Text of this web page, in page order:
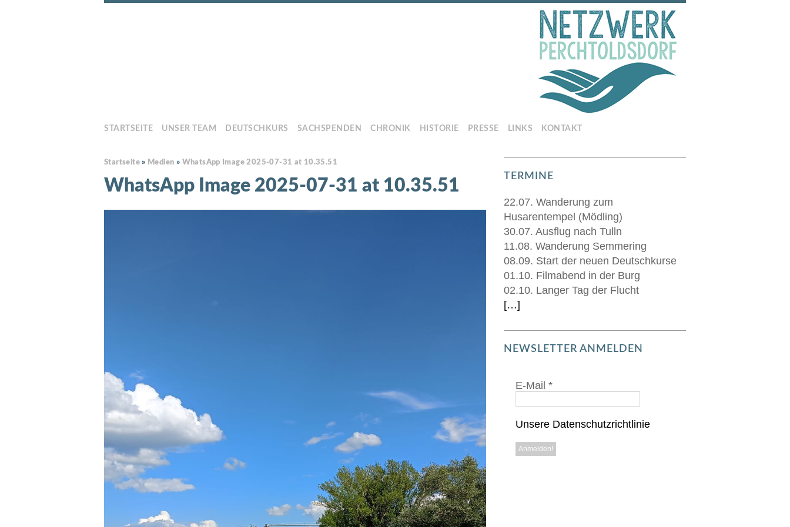
STARTSEITE UNSER TEAM DEUTSCHKURS SACHSPENDEN CHRONIK HISTORIE PRESSE LINKS KONTAKT
Startseite » Medien » WhatsApp Image 2025-07-31 at 10.35.51
WhatsApp Image 2025-07-31 at 10.35.51 TERMINE
22.07. Wanderung zum
Husarentempel (Mödling)
30.07. Ausflug nach Tulln
11.08. Wanderung Semmering
08.09. Start der neuen Deutschkurse
01.10. Filmabend in der Burg
02.10. Langer Tag der Flucht
[…]
NEWSLETTER ANMELDEN
E-Mail *
Unsere Datenschutzrichtlinie